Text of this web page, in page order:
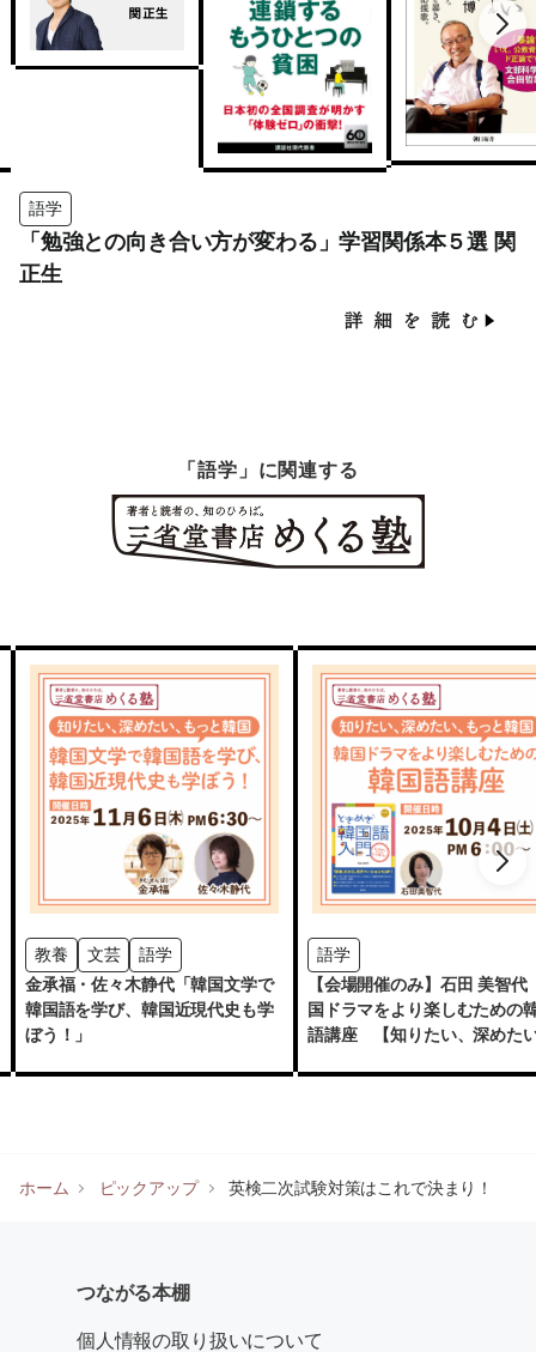
語学
「勉強との向き合い方が変わる」学習関係本５選 関
正生
「語学」に関連する
教養 文芸
語学
金承福・佐々木静代「韓国文学で
韓国語を学び、韓国近現代史も学
ぼう！」
語学
【会場開催のみ】石田 美智代
国ドラマをより楽しむための
語講座 【知りたい、深めた
ホーム ピックアップ 英検二次試験対策はこれで決まり！
つながる本棚
個人情報の取り扱いについて